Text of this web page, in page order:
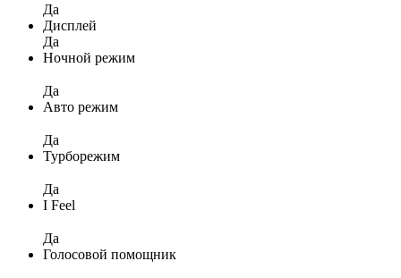
Да
Дисплей
Да
Ночной режим
Да
Авто режим
Да
Турборежим
Да
I Feel
Да
Голосовой помощник